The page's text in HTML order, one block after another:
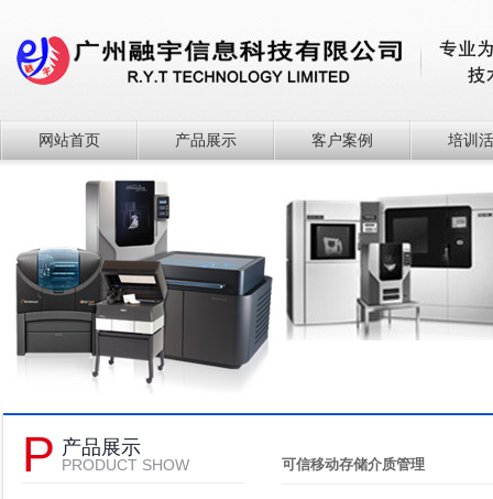
网站首页 产品展示 客户案例 培训
产品展示
P PRODUCT SHOW 可信移动存储介质管理